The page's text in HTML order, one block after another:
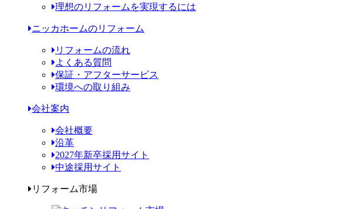
理想のリフォームを実現するには
ニッカホームのリフォーム
リフォームの流れ
よくある質問
保証・アフターサービス
環境への取り組み
会社案内
会社概要
沿革
2027年新卒採用サイト
中途採用サイト
リフォーム市場